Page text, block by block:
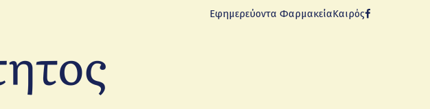
Εφημερεύοντα ΦαρμακείαΚαιρός